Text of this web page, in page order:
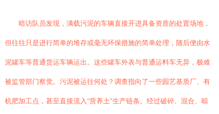
暗访队员发现，满载污泥的车辆直接开进具备资质的处置场地，
但往往只是进行简单的堆存或毫无环保措施的简单处理，随后便由水
泥罐车等普通货运车辆运出。这些罐车外表与普通运料车无异，极难
被监管部门察觉。污泥被运往何处？调查指向了一些园艺基质厂、有
机肥加工点，甚至直接流入“营养土”生产链条。经过破碎、混合、晾